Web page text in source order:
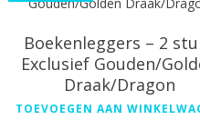
Boekenleggers – 2
Exclusief Gouden/
Draak/Dragon
TOEVOEGEN AAN